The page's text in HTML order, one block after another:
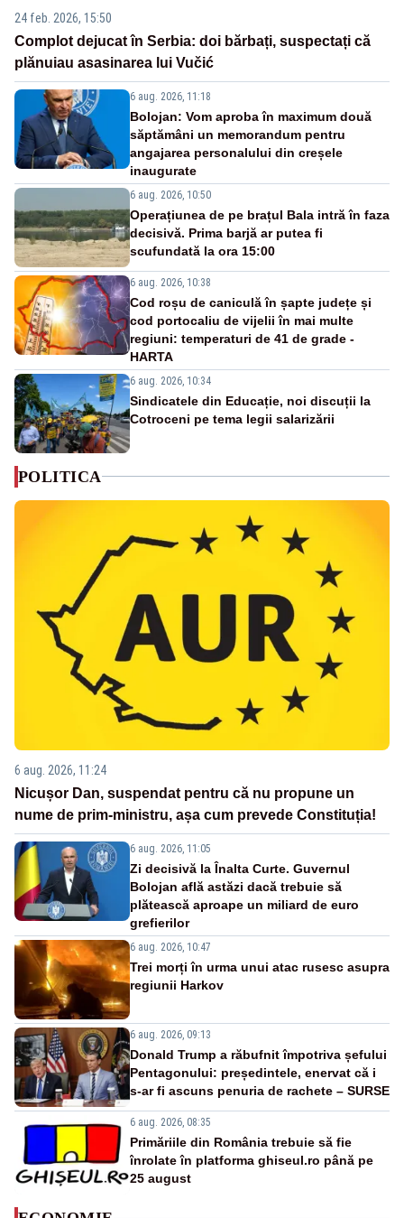
24 feb. 2026, 15:50
Complot dejucat în Serbia: doi bărbați, suspectați că
plănuiau asasinarea lui Vučić
6 aug. 2026, 11:18
Bolojan: Vom aproba în maximum două
săptămâni un memorandum pentru
angajarea personalului din creșele
inaugurate
6 aug. 2026, 10:50
Operațiunea de pe brațul Bala intră în faza
decisivă. Prima barjă ar putea fi
scufundată la ora 15:00
6 aug. 2026, 10:38
Cod roșu de caniculă în șapte județe și
cod portocaliu de vijelii în mai multe
regiuni: temperaturi de 41 de grade -
HARTA
6 aug. 2026, 10:34
Sindicatele din Educație, noi discuții la
Cotroceni pe tema legii salarizării
POLITICA
6 aug. 2026, 11:24
Nicușor Dan, suspendat pentru că nu propune un
nume de prim-ministru, așa cum prevede Constituția!
6 aug. 2026, 11:05
Zi decisivă la Înalta Curte. Guvernul
Bolojan află astăzi dacă trebuie să
plătească aproape un miliard de euro
grefierilor
6 aug. 2026, 10:47
Trei morți în urma unui atac rusesc asupra
regiunii Harkov
6 aug. 2026, 09:13
Donald Trump a răbufnit împotriva șefului
Pentagonului: președintele, enervat că i
s-ar fi ascuns penuria de rachete – SURSE
6 aug. 2026, 08:35
Primăriile din România trebuie să fie
înrolate în platforma ghiseul.ro până pe
25 august